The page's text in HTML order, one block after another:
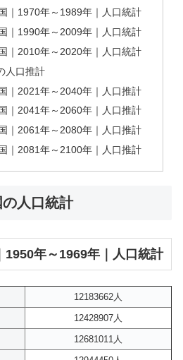
｜1970年～1989年｜人口統計
｜1990年～2009年｜人口統計
｜2010年～2020年｜人口統計
人口推計
｜2021年～2040年｜人口推計
｜2041年～2060年｜人口推計
｜2061年～2080年｜人口推計
｜2081年～2100年｜人口推計
人口統計
1950年～1969年｜人口統計
12183662人
12428907人
12681011人